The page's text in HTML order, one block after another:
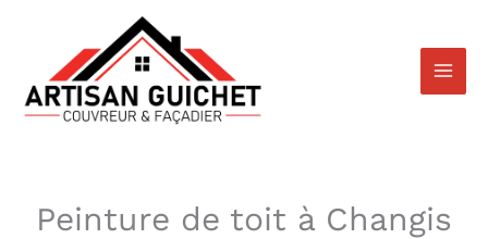
contenu
Peinture de toit à Changis